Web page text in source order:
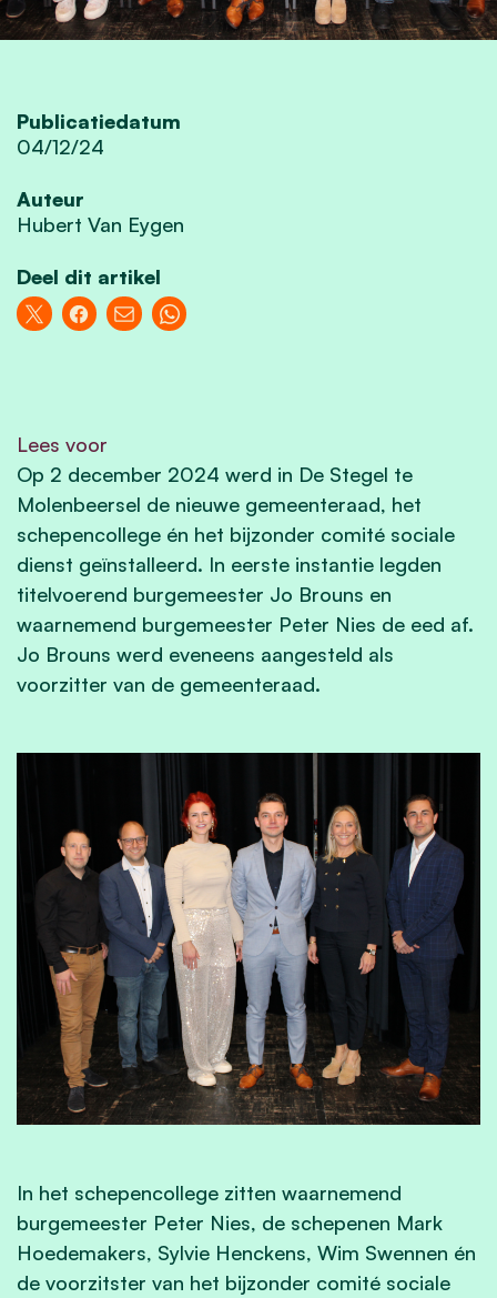
Publicatiedatum
04/12/24
Auteur
Hubert Van Eygen
Deel dit artikel
Lees voor
Op 2 december 2024 werd in De Stegel te
Molenbeersel de nieuwe gemeenteraad, het
schepencollege én het bijzonder comité sociale
dienst geïnstalleerd. In eerste instantie legden
titelvoerend burgemeester Jo Brouns en
waarnemend burgemeester Peter Nies de eed af.
Jo Brouns werd eveneens aangesteld als
voorzitter van de gemeenteraad.
In het schepencollege zitten waarnemend
burgemeester Peter Nies, de schepenen Mark
Hoedemakers, Sylvie Henckens, Wim Swennen én
de voorzitster van het bijzonder comité sociale